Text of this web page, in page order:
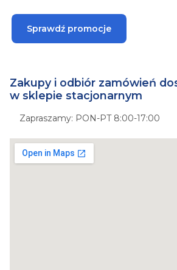
Sprawdź promocje
Zakupy i odbiór zamówień
w sklepie stacjonarnym
Zapraszamy: PON-PT 8:00-17:00